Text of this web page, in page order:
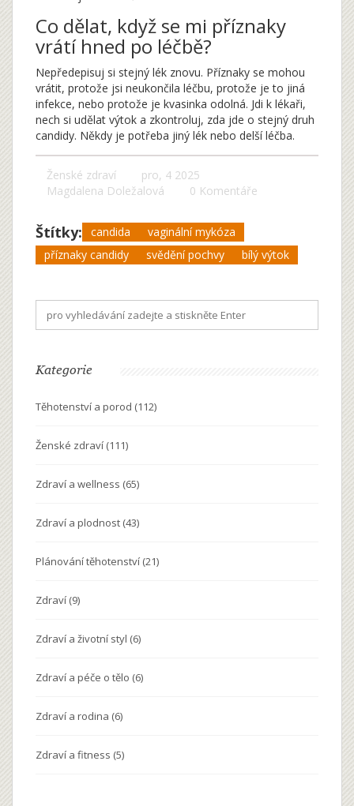
Co dělat, když se mi příznaky
vrátí hned po léčbě?
Nepředepisuj si stejný lék znovu. Příznaky se mohou
vrátit, protože jsi neukončila léčbu, protože je to jiná
infekce, nebo protože je kvasinka odolná. Jdi k lékaři,
nech si udělat výtok a zkontroluj, zda jde o stejný druh
candidy. Někdy je potřeba jiný lék nebo delší léčba.
Ženské zdraví
pro, 4 2025
Magdalena Doležalová
0 Komentáře
Štítky: candida
vaginální mykóza
příznaky candidy
svědění pochvy bílý výtok
Kategorie
Těhotenství a porod (112)
Ženské zdraví (111)
Zdraví a wellness (65)
Zdraví a plodnost (43)
Plánování těhotenství (21)
Zdraví (9)
Zdraví a životní styl (6)
Zdraví a péče o tělo (6)
Zdraví a rodina (6)
Zdraví a fitness (5)